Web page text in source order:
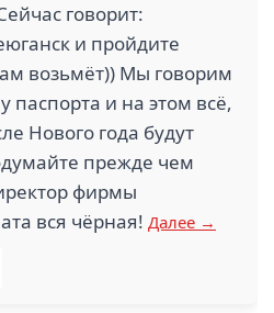
говорит:
и пройдите
возьмёт)) Мы говорим
паспорта и на этом всё,
Нового года будут
прежде чем
фирмы
вся чёрная! Далее →